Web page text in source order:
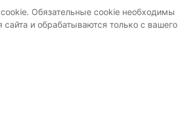
Обязательные cookie необходимы
и обрабатываются только с вашего